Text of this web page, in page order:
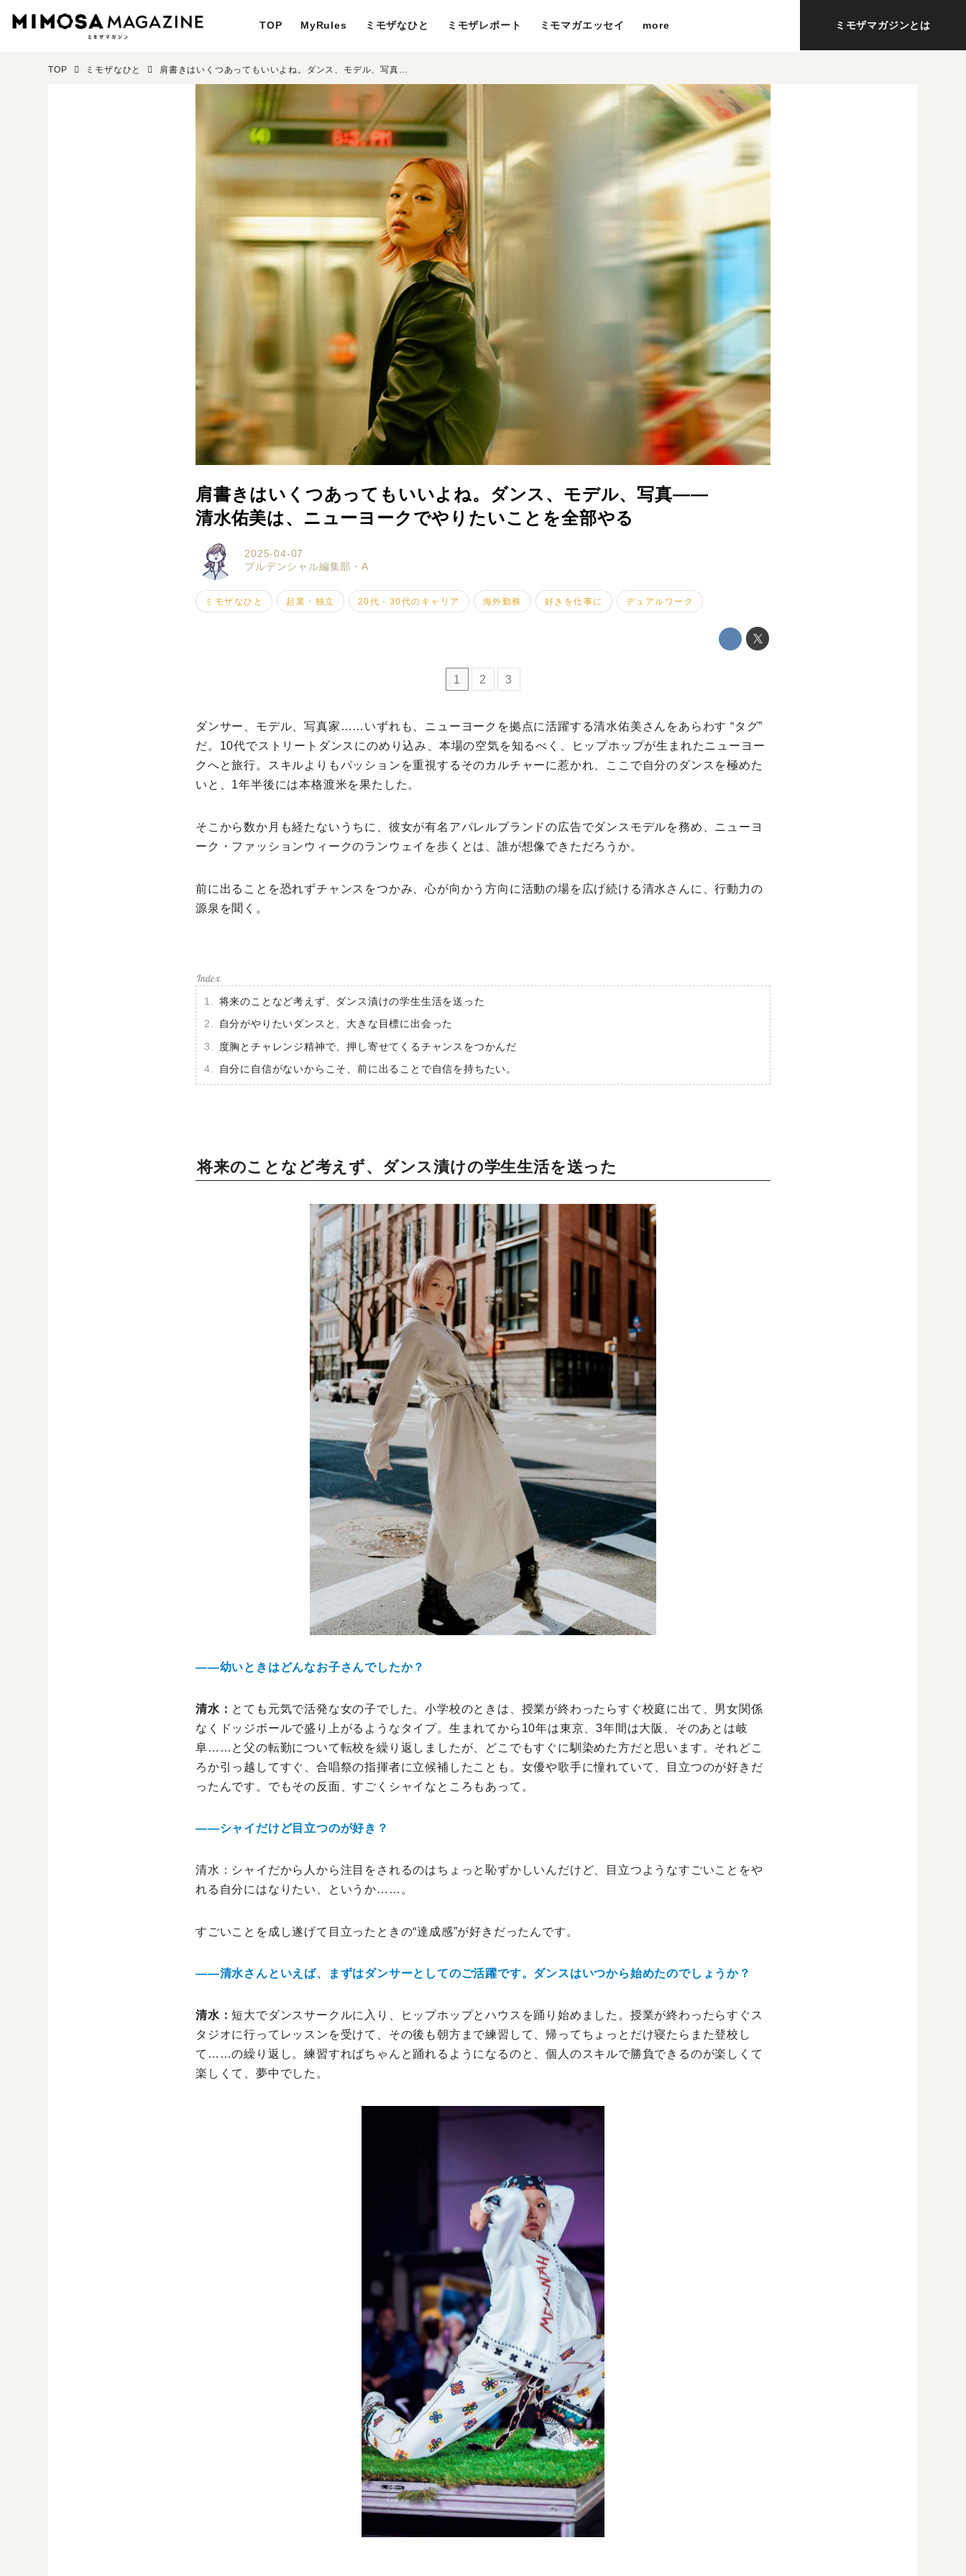
ミモザマガジンとは
ミモザなひと
ミモマガエッセイ
根ほり花ほり10アンケート
運営会社
プライバシーポリシー
TOP MyRules ミモザなひと ミモザレポート ミモマガエッセイ more ミモザマガジンとは
TOP ミモザなひと 肩書きはいくつあってもいいよね。ダンス、モデル、写真―― 清水佑美は、ニューヨークでやりたいことを全部やる
肩書きはいくつあってもいいよね。ダンス、モデル、写真――
清水佑美は、ニューヨークでやりたいことを全部やる
2025-04-07
プルデンシャル編集部・A
ミモザなひと 起業・独立 20代・30代のキャリア 海外勤務 好きを仕事に デュアルワーク
1 2 3
ダンサー、モデル、写真家……いずれも、ニューヨークを拠点に活躍する清水佑美さんをあらわす “タグ”
だ。10代でストリートダンスにのめり込み、本場の空気を知るべく、ヒップホップが生まれたニューヨー
クへと旅行。スキルよりもパッションを重視するそのカルチャーに惹かれ、ここで自分のダンスを極めた
いと、1年半後には本格渡米を果たした。
そこから数か月も経たないうちに、彼女が有名アパレルブランドの広告でダンスモデルを務め、ニューヨ
ーク・ファッションウィークのランウェイを歩くとは、誰が想像できただろうか。
前に出ることを恐れずチャンスをつかみ、心が向かう方向に活動の場を広げ続ける清水さんに、行動力の
源泉を聞く。
将来のことなど考えず、ダンス漬けの学生生活を送った
自分がやりたいダンスと、大きな目標に出会った
度胸とチャレンジ精神で、押し寄せてくるチャンスをつかんだ
自分に自信がないからこそ、前に出ることで自信を持ちたい。
将来のことなど考えず、ダンス漬けの学生生活を送った
――幼いときはどんなお子さんでしたか？
清水： とても元気で活発な女の子でした。小学校のときは、授業が終わったらすぐ校庭に出て、男女関係
なくドッジボールで盛り上がるようなタイプ。生まれてから10年は東京、3年間は大阪、そのあとは岐
阜……と父の転勤について転校を繰り返しましたが、どこでもすぐに馴染めた方だと思います。それどこ
ろか引っ越してすぐ、合唱祭の指揮者に立候補したことも。女優や歌手に憧れていて、目立つのが好きだ
ったんです。でもその反面、すごくシャイなところもあって。
――シャイだけど目立つのが好き？
清水：シャイだから人から注目をされるのはちょっと恥ずかしいんだけど、目立つようなすごいことをや
れる自分にはなりたい、というか……。
すごいことを成し遂げて目立ったときの“達成感”が好きだったんです。
――清水さんといえば、まずはダンサーとしてのご活躍です。ダンスはいつから始めたのでしょうか？
清水：短大でダンスサークルに入り、ヒップホップとハウスを踊り始めました。授業が終わったらすぐス
タジオに行ってレッスンを受けて、その後も朝方まで練習して、帰ってちょっとだけ寝たらまた登校し
て……の繰り返し。練習すればちゃんと踊れるようになるのと、個人のスキルで勝負できるのが楽しくて
楽しくて、夢中でした。